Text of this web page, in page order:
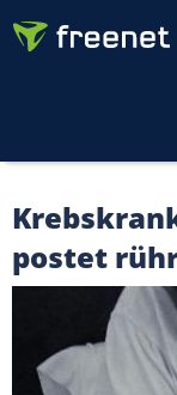
postet